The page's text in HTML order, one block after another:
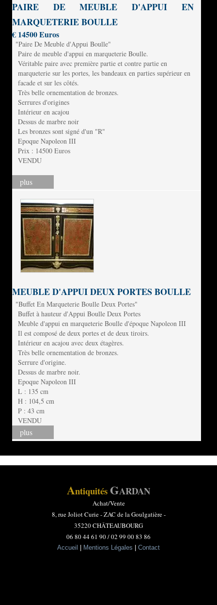
PAIRE DE MEUBLE D'APPUI EN
MARQUETERIE BOULLE
€ 14500 Euros
"Paire De Meuble d'Appui Boulle"
Paire de meuble d'appui en marqueterie Boulle.
Véritable paire avec première partie et contre partie en
marqueterie sur les portes, les bandeaux en parties supérieur en
facade et sur les côtés.
Très belle ornementation de bronzes.
Serrures d'origines
Intérieur en acajou
Dessus de marbre noir
Les bronzes sont signé d'un "R"
Epoque Napoleon III
Prix : 14500 Euros
VENDU
plus
MEUBLE D'APPUI DEUX PORTES BOULLE
"Buffet En Marqueterie Boulle Deux Portes"
Buffet à hauteur d'Appui Boulle Deux Portes
Meuble d'appui en marqueterie Boulle d'époque Napoleon III
Il est composé de deux portes et de deux tiroirs.
Intérieur en acajou avec deux étagères.
Très belle ornementation de bronzes.
Serrure d'origine.
Dessus de marbre noir.
Epoque Napoleon III
L : 135 cm
H : 104,5 cm
P : 43 cm
VENDU
plus
Antiquités GARDAN
Achat/Vente
8, rue Joliot Curie -ZAC de la Goulgatière -
35220 CHÂTEAUBOURG
06 80 44 61 90 / 02 99 00 83 86
Accueil Mentions Légales Contact